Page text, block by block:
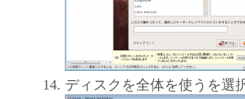
ディスクを全体を使うを選